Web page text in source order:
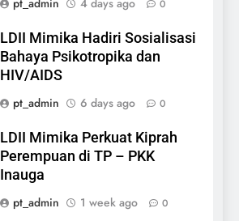
0
LDII Mimika Hadiri Sosialisasi
Bahaya Psikotropika dan
HIV/AIDS
pt_admin
6 days ago 0
LDII Mimika Perkuat Kiprah
Perempuan di TP – PKK
Inauga
pt_admin
1 week ago 0